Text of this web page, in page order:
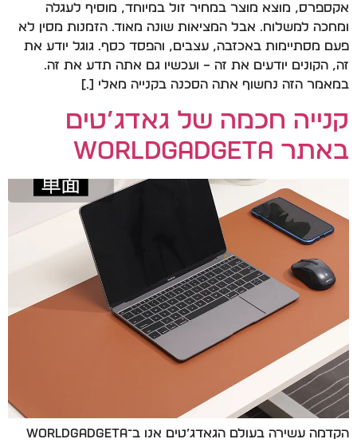
אקספרס, מוצא מוצר במחיר זול במיוחד, מוסיף לעגלה
ומחכה למשלוח. אבל המציאות שונה מאוד. הזמנות מסין לא
פעם מסתיימות באכזבה, עצבים, והפסד כסף. גוגל יודע את
זה, הקונים יודעים את זה – ועכשיו גם אתה תדע את זה.
במאמר הזה נחשוף אתה הסכנה בקנייה מאלי […]
קנייה חכמה של גאדג’טים
באתר WorldGadgeta
הקדמה עשירה בעולם הגאדג’טים אנו ב־WorldGadgeta